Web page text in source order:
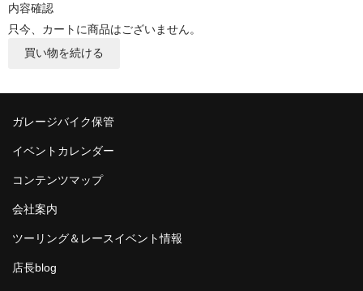
内容確認
只今、カートに商品はございません。
ガレージバイク保管
イベントカレンダー
コンテンツマップ
会社案内
ツーリング＆レースイベント情報
店長blog